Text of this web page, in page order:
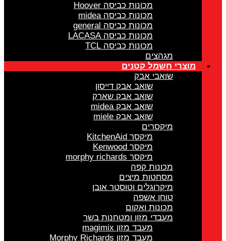
מכונות כביסה Hoover
מכונות כביסה midea
מכונות כביסה general
מכונות כביסה LACASA
מכונות כביסה TCL
מוצרי חשמל קטנים
שואבי אבק
שואב אבק דייסון
שואב אבק שארק
שואב אבק midea
שואב אבק miele
מכונות קפה
מסחטות מיצים
מיקרוגלים וטוסטר אובן
טוחן אשפה
מכונות ואקום
מעבדי מזון ומטחנות בשר
מעבד מזון magimix
מעבד מזון Morphy Richards